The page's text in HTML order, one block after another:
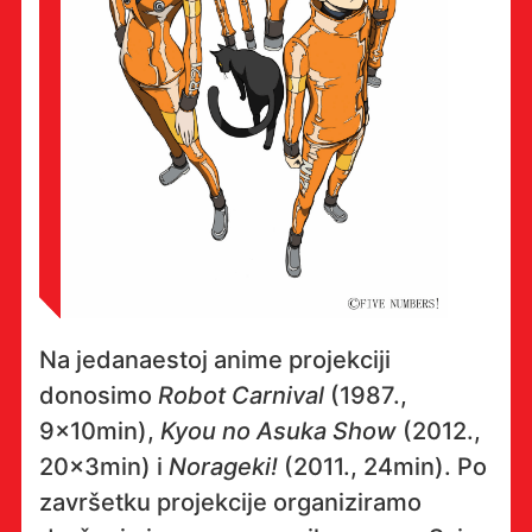
Na jedanaestoj anime projekciji
donosimo Robot Carnival (1987.,
9x10min), Kyou no Asuka Show (2012.,
20x3min) i Norageki! (2011., 24min). Po
završetku projekcije organiziramo